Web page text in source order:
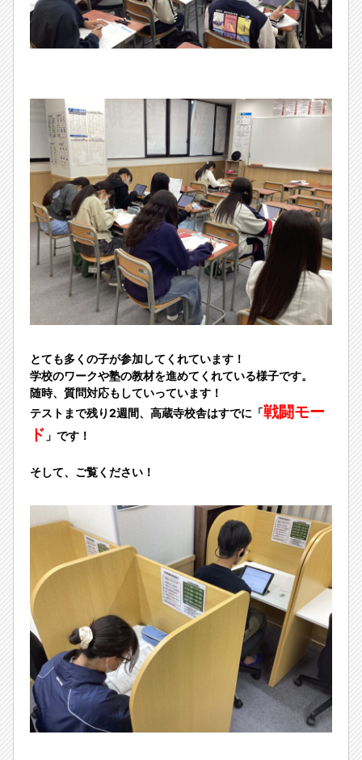
とても多くの子が参加してくれています！
学校のワークや塾の教材を進めてくれている様子です。
随時、質問対応もしていっています！
テストまで残り2週間、高蔵寺校舎はすでに「戦闘モー
ド 」です！
そして、ご覧ください！